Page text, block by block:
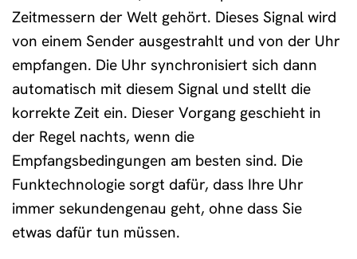
Zeitmessern der Welt gehört. Dieses Signal wird
von einem Sender ausgestrahlt und von der Uhr
empfangen. Die Uhr synchronisiert sich dann
automatisch mit diesem Signal und stellt die
korrekte Zeit ein. Dieser Vorgang geschieht in
der Regel nachts, wenn die
Empfangsbedingungen am besten sind. Die
Funktechnologie sorgt dafür, dass Ihre Uhr
immer sekundengenau geht, ohne dass Sie
etwas dafür tun müssen.